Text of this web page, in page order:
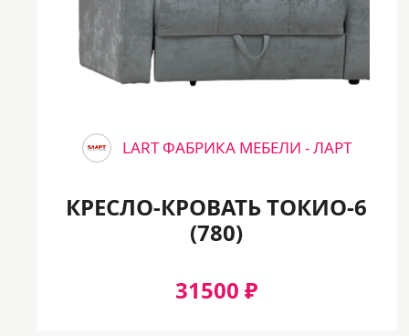
вас была красота и роскошь, удобство и
комфорт — вы на правильном пути!
LART ФАБРИКА МЕБЕЛИ - ЛАРТ
КРЕСЛО-КРОВАТЬ ТОКИО-6
(780)
31500 ₽